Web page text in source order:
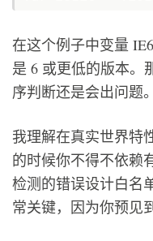
在这个例子中变量
是 6 或更低的版本。
序判断还是会出问题。
我理解在真实世界特
的时候你不得不依赖
检测的错误设计白名
常关键，因为你预见